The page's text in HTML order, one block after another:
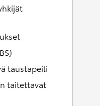
taustapeili
taitettavat